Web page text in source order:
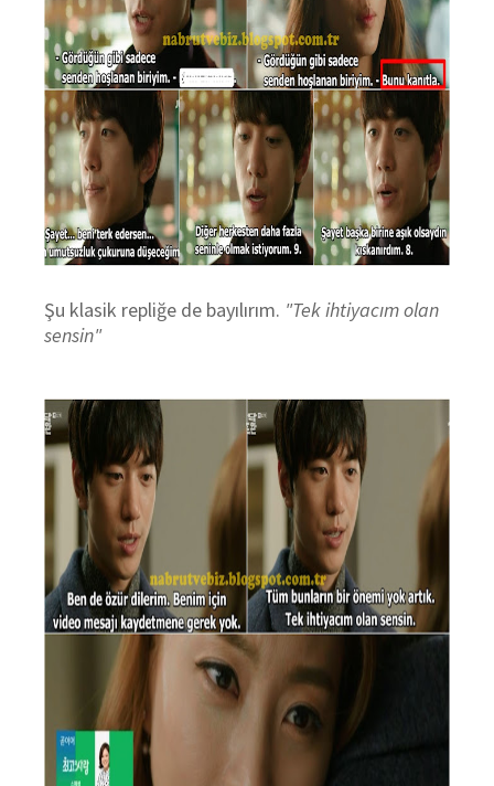
Şu klasik repliğe de bayılırım. "Tek ihtiyacım olan
sensin"